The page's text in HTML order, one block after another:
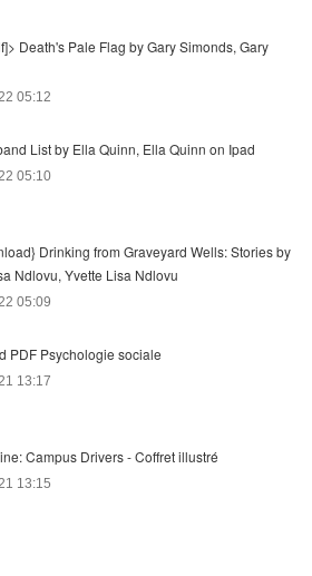
Death's Pale Flag by Gary Simonds, Gary
05:12
List by Ella Quinn, Ella Quinn on Ipad
05:10
Drinking from Graveyard Wells: Stories by
Ndlovu, Yvette Lisa Ndlovu
05:09
PDF Psychologie sociale
13:17
Campus Drivers - Coffret illustré
13:15